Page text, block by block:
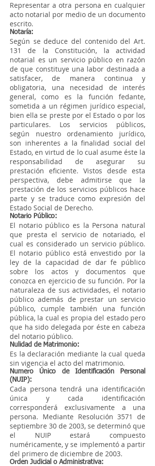
Representar a otra persona en cualquier
acto notarial por medio de un documento
escrito.
Notaría:
Según se deduce del contenido del Art.
131 de la Constitución, la actividad
notarial es un servicio público en razón
de que constituye una labor destinada a
satisfacer, de manera continua y
obligatoria, una necesidad de interés
general, como es la función fedante,
sometida a un régimen jurídico especial,
bien ella se preste por el Estado o por los
particulares. Los servicios públicos,
según nuestro ordenamiento jurídico,
son inherentes a la finalidad social del
Estado, en virtud de lo cual asume éste la
responsabilidad de asegurar su
prestación eficiente. Vistos desde esta
perspectiva, debe admitirse que la
prestación de los servicios públicos hace
parte y se traduce como expresión del
Estado Social de Derecho.
Notario Público:
El notario público es la Persona natural
que presta el servicio de notariado, el
cual es considerado un servicio público.
El notario público está envestido por la
ley de la capacidad de dar fe público
sobre los actos y documentos que
conozca en ejercicio de su función. Por la
naturaleza de sus actividades, el notario
público además de prestar un servicio
público, cumple también una función
pública, la cual es propia del estado pero
que ha sido delegada por éste en cabeza
del notario público.
Nulidad de Matrimonio:
Es la declaración mediante la cual queda
sin vigencia el acto del matrimonio.
Numero Único de Identificación Personal
(NUIP):
Cada persona tendrá una identificación
única y cada identificación
corresponderá exclusivamente a una
persona. Mediante Resolución 3571 de
septiembre 30 de 2003, se determinó que
el NUIP estará compuesto
numéricamente, y se implementó a partir
del primero de diciembre de 2003.
Orden Judicial o Administrativa: